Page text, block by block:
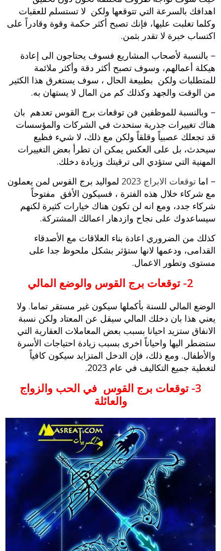
اهدافك بالسرعة التي تتوقعها ولكن لا تستسلم للعقبات
وكلما تغلبت عليها، فإنك تصبح أكثر حكمة وقوة وقادراً على
اكتساب خبرة لا تقدر بثمن.
– بالنسبة لأصحاب المشاريع فسوف يحتاجون الى إعادة
هيكلة أعمالهم، وسوف تصبح أكثر دقة وأكثر ملائمة
للمتطلبات ولكن بطبيعة الحال ، سوف يستغرق هذا الكثير
من الوقت والجهد وكذلك كم من المال لا يستهان به.
– وبالنسبة للموظفين فن توقعات برج القوس تعدهم بان
هناك تغييرات جذرية ستحدث في الشركات والمؤسسات
قد تجعلك عصبياً وقلقاً ولكن مع ذلك، لا شيء فظيع
سيحدث، بل على العكس يمكن ان تطرأ بعض التغييرات
المهنية التي ستؤدي الى ترقيتك وزيادة دخلك.
– اماتوقعات الابراج 2023 لمواليد برج القوس لمن يعملون
مع شركاء خلال هذه الفترة ، فسيكون الأفق مفتوحاً
شركاء جدد، ومع انه لن تكون هناك خيارات كثيرة لكنهم
سيساعدوك على نجاح وازدهار اعمالك المشتركة.
كذلك من الضروري اعادة بناء العلاقات مع الأصدقاء
القدامى، ودعمها لانها ستؤثر بشكل ملحوظ جدا على
مستوى وتطور الاعمال.
2- توقعات برج القوس والوضع المالي
الوضع المالي للسنة بأكملها سيكون غير مستقر تماما. ولا
يعني هذا بان دخلك المالي سيقل عن المعتاد ولكن نسبة
الانفاق ستزيد احيانا بسبب بعض المعاملات العقارية التي
ستضطر اليها واحياناً اخرى بسبب زيادة احتياجات الأسرة
والأطفال. ومع ذلك، فإن الدخل المتزايد سيكون كافياً
لتغطية جميع التكاليف في عام 2023.
3- توقعات برج القوس في الحب والزواج
والعائلة